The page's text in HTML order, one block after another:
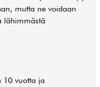
mutta ne voidaan
lähimmästä
10 vuotta ja